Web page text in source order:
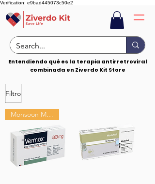
Verification: e9bad445073c50e2
Entendiendo qué es la terapia antirretroviral
combinada en Ziverdo Kit Store
Filtro
Monsoon Must-Have